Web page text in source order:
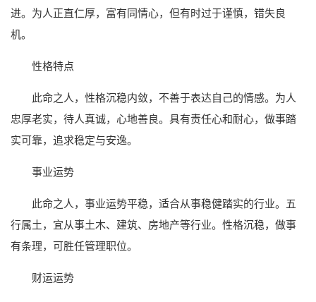
进。为人正直仁厚，富有同情心，但有时过于谨慎，错失良
机。
性格特点
此命之人，性格沉稳内敛，不善于表达自己的情感。为人
忠厚老实，待人真诚，心地善良。具有责任心和耐心，做事踏
实可靠，追求稳定与安逸。
事业运势
此命之人，事业运势平稳，适合从事稳健踏实的行业。五
行属土，宜从事土木、建筑、房地产等行业。性格沉稳，做事
有条理，可胜任管理职位。
财运运势